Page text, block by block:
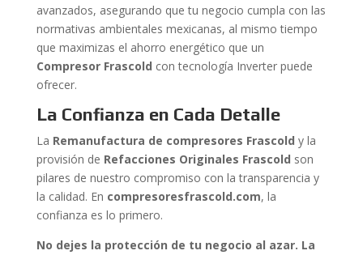
avanzados, asegurando que tu negocio cumpla con las
normativas ambientales mexicanas, al mismo tiempo
que maximizas el ahorro energético que un
Compresor Frascold con tecnología Inverter puede
ofrecer.
La Confianza en Cada Detalle
La Remanufactura de compresores Frascold y la
provisión de Refacciones Originales Frascold son
pilares de nuestro compromiso con la transparencia y
la calidad. En compresoresfrascold.com, la
confianza es lo primero.
No dejes la protección de tu negocio al azar. La